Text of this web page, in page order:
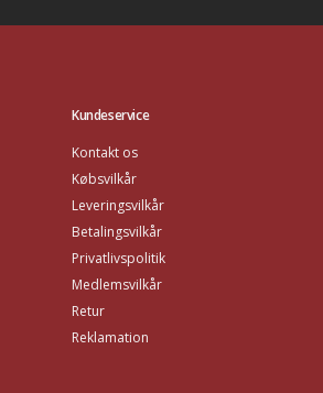
Kundeservice
Kontakt os
Købsvilkår
Leveringsvilkår
Betalingsvilkår
Privatlivspolitik
Medlemsvilkår
Retur
Reklamation